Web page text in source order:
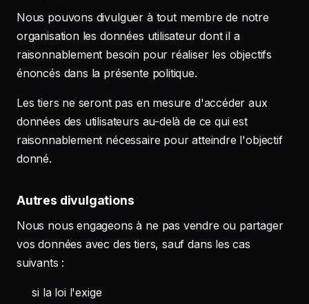
Nous pouvons divulguer à tout membre de notre
organisation les données utilisateur dont il a
raisonnablement besoin pour réaliser les objectifs
énoncés dans la présente politique.
Les tiers ne seront pas en mesure d'accéder aux
données des utilisateurs au-delà de ce qui est
raisonnablement nécessaire pour atteindre l'objectif
donné.
Autres divulgations
Nous nous engageons à ne pas vendre ou partager
vos données avec des tiers, sauf dans les cas
suivants :
si la loi l'exige